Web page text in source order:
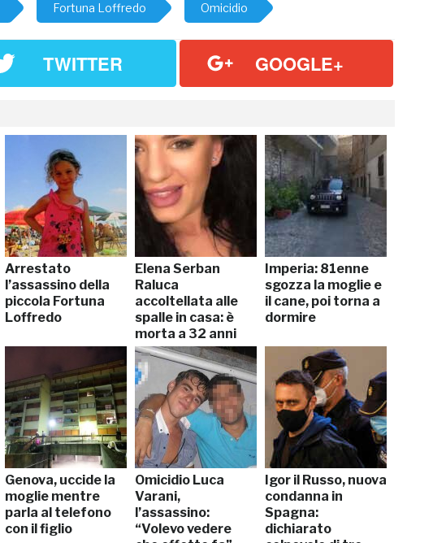
Fortuna Loffredo Omicidio
TWITTER GOOGLE+
Arrestato
l’assassino della
piccola Fortuna
Loffredo
Elena Serban
Raluca
accoltellata alle
spalle in casa: è
morta a 32 anni
Imperia: 81enne
sgozza la moglie e
il cane, poi torna a
dormire
Genova, uccide la
moglie mentre
parla al telefono
con il figlio
Omicidio Luca
Varani,
l’assassino:
“Volevo vedere
Igor il Russo, nuova
condanna in
Spagna:
dichiarato